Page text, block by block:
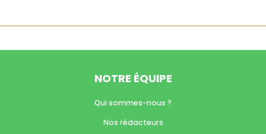
NOTRE ÉQUIPE
Qui sommes-nous ?
Nos rédacteurs